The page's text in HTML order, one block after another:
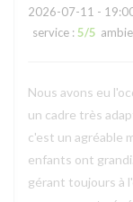
2026-07-11 -
service : 5/5
Nous avons eu
un cadre très
c'est un agréable
enfants ont
gérant toujours à